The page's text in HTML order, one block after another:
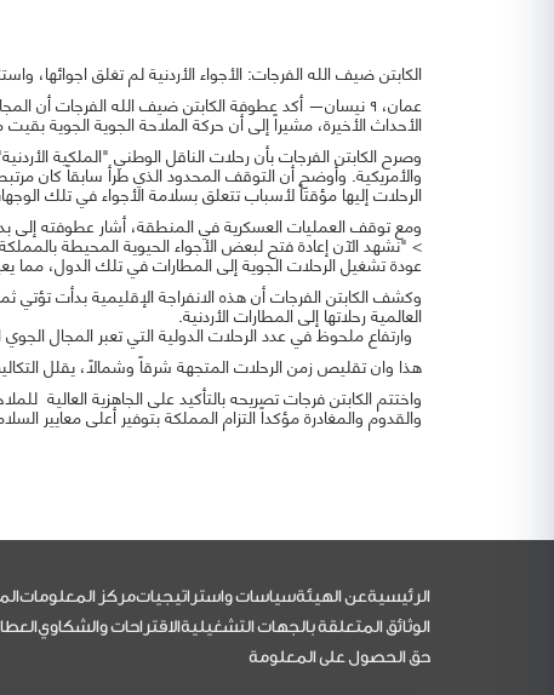
الكابتن ضيف الله الفرجات: الأجواء الأردنية لم تغلق اجوائها،
عمان، ٩ نيسان— أكد عطوفة الكابتن ضيف الله الفرجات أن
الأحداث الأخيرة، مشيراً إلى أن حركة الملاحة الجوية الجوية
وصرح الكابتن الفرجات بأن رحلات الناقل الوطني "الملكية
والأمريكية. وأوضح أن التوقف المحدود الذي طرأ سابقاً كان
الرحلات إليها مؤقتاً لأسباب تتعلق بسلامة الأجواء في تلك
ومع توقف العمليات العسكرية في المنطقة، أشار عطوفته إلى
> "نشهد الآن إعادة فتح لبعض الأجواء الحيوية المحيطة
عودة تشغيل الرحلات الجوية إلى المطارات في تلك الدول،
وكشف الكابتن الفرجات أن هذه الانفراجة الإقليمية بدأت
العالمية رحلاتها إلى المطارات الأردنية.
وارتفاع ملحوظ في عدد الرحلات الدولية التي تعبر المجال
هذا وان تقليص زمن الرحلات المتجهة شرقاً وشمالاً، يقلل
واختتم الكابتن فرجات تصريحه بالتأكيد على الجاهزية العالية
والقدوم والمغادرة مؤكداً التزام المملكة بتوفير أعلى معايير
التذييل
الرئيسيةعن الهيئةسياسات واستراتيجياتمركز المعلومات
الوثائق المتعلقة بالجهات التشغيليةالاقتراحات والشكاوي
حق الحصول على المعلومة